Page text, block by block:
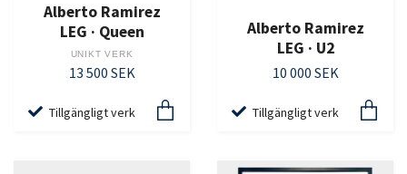
Alberto Ramirez
LEG · Queen
UNIKT VERK
13 500 SEK
Tillgängligt verk
Alberto Ramirez
LEG · U2
10 000 SEK
Tillgängligt verk